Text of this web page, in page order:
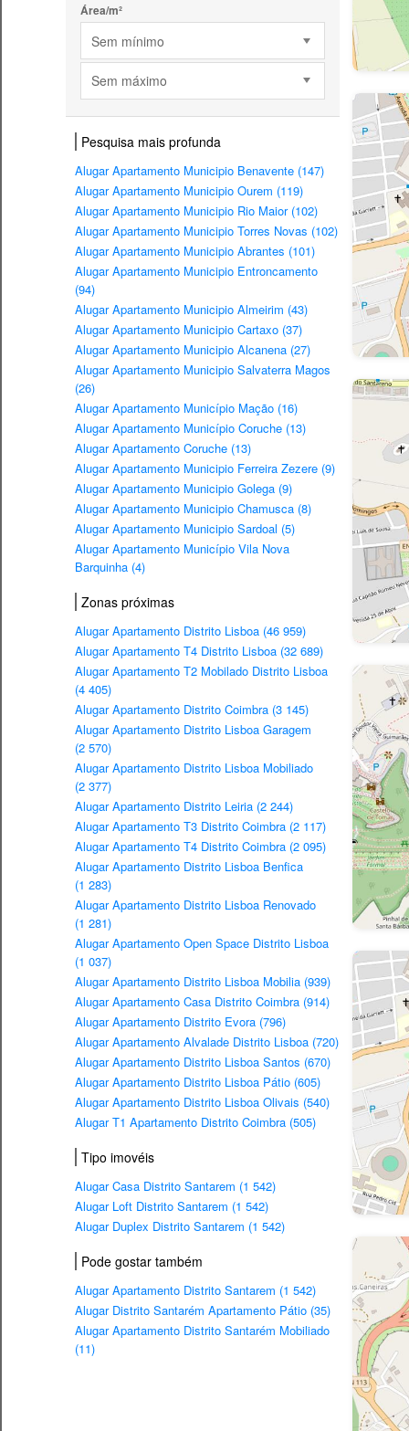
Área/m²
Sem mínimo
Sem máximo
Pesquisa mais profunda
Alugar Apartamento Municipio Benavente (147)
Alugar Apartamento Municipio Ourem (119)
Alugar Apartamento Municipio Rio Maior (102)
Alugar Apartamento Municipio Torres Novas (102)
Alugar Apartamento Municipio Abrantes (101)
Alugar Apartamento Municipio Entroncamento
(94)
Alugar Apartamento Municipio Almeirim (43)
Alugar Apartamento Municipio Cartaxo (37)
Alugar Apartamento Municipio Alcanena (27)
Alugar Apartamento Municipio Salvaterra Magos
(26)
Alugar Apartamento Município Mação (16)
Alugar Apartamento Município Coruche (13)
Alugar Apartamento Coruche (13)
Alugar Apartamento Municipio Ferreira Zezere (9)
Alugar Apartamento Municipio Golega (9)
Alugar Apartamento Municipio Chamusca (8)
Alugar Apartamento Municipio Sardoal (5)
Alugar Apartamento Município Vila Nova
Barquinha (4)
Zonas próximas
Alugar Apartamento Distrito Lisboa (46 959)
Alugar Apartamento T4 Distrito Lisboa (32 689)
Alugar Apartamento T2 Mobilado Distrito Lisboa
(4 405)
Alugar Apartamento Distrito Coimbra (3 145)
Alugar Apartamento Distrito Lisboa Garagem
(2 570)
Alugar Apartamento Distrito Lisboa Mobiliado
(2 377)
Alugar Apartamento Distrito Leiria (2 244)
Alugar Apartamento T3 Distrito Coimbra (2 117)
Alugar Apartamento T4 Distrito Coimbra (2 095)
Alugar Apartamento Distrito Lisboa Benfica
(1 283)
Alugar Apartamento Distrito Lisboa Renovado
(1 281)
Alugar Apartamento Open Space Distrito Lisboa
(1 037)
Alugar Apartamento Distrito Lisboa Mobilia (939)
Alugar Apartamento Casa Distrito Coimbra (914)
Alugar Apartamento Distrito Evora (796)
Alugar Apartamento Alvalade Distrito Lisboa (720)
Alugar Apartamento Distrito Lisboa Santos (670)
Alugar Apartamento Distrito Lisboa Pátio (605)
Alugar Apartamento Distrito Lisboa Olivais (540)
Alugar T1 Apartamento Distrito Coimbra (505)
Tipo imovéis
Alugar Casa Distrito Santarem (1 542)
Alugar Loft Distrito Santarem (1 542)
Alugar Duplex Distrito Santarem (1 542)
Pode gostar também
Alugar Apartamento Distrito Santarem (1 542)
Alugar Distrito Santarém Apartamento Pátio (35)
Alugar Apartamento Distrito Santarém Mobiliado
(11)